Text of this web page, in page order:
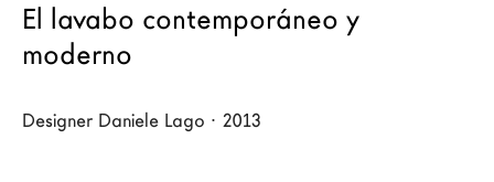
El lavabo contemporáneo y
moderno
Designer Daniele Lago · 2013